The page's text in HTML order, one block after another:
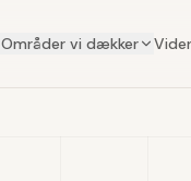
Områder vi dækker